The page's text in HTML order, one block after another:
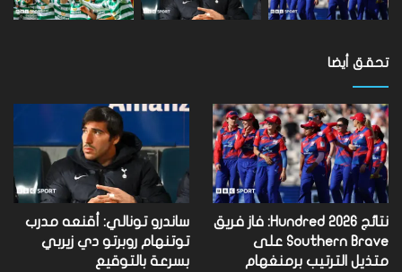
تحقق أيضا
نتائج Hundred 2026: فاز فريق
Southern Brave على
متذيل الترتيب برمنغهام
ساندرو تونالي: أقنعه مدرب
توتنهام روبرتو دي زيربي
بسرعة بالتوقيع